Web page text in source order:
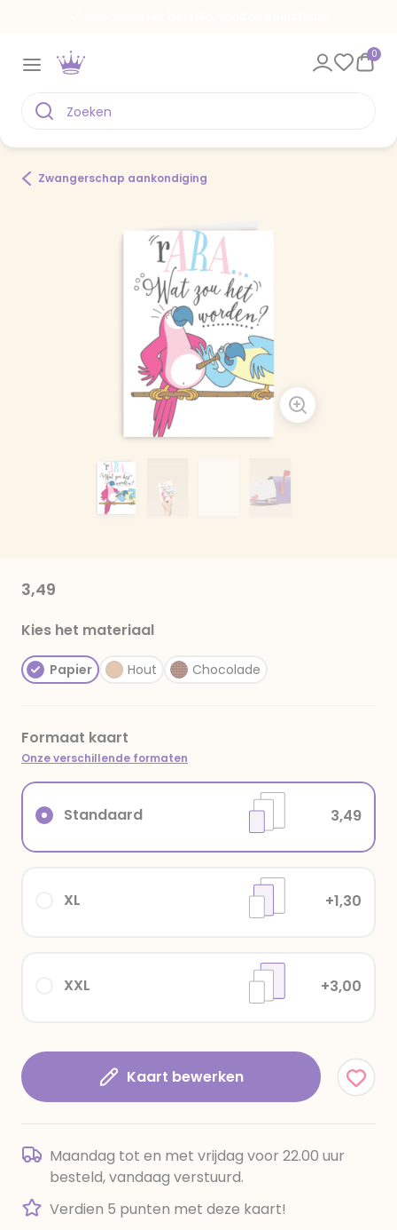
0
Zwangerschap aankondiging
3,49
Kies het materiaal
Papier Hout Chocolade
Formaat kaart
Onze verschillende formaten
XXL +3,00
XL +1,30
Standaard 3,49
Kaart bewerken
Maandag tot en met vrijdag voor 22.00 uur
besteld, vandaag verstuurd.
Verdien 5 punten met deze kaart!